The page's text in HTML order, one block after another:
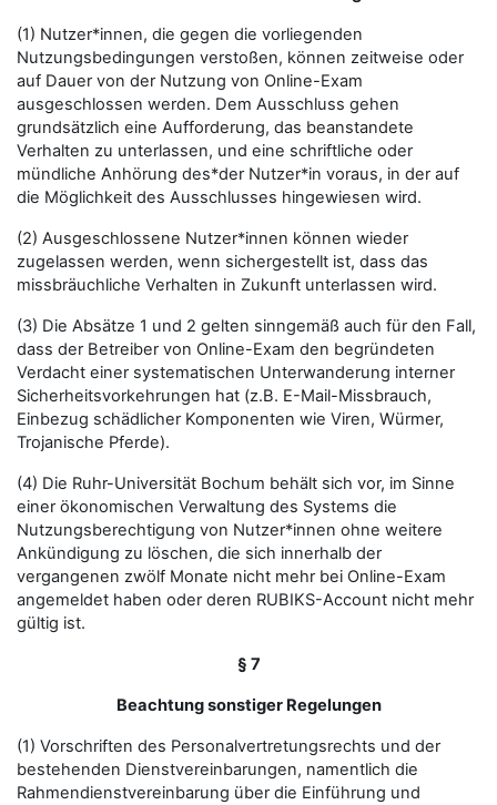
(1) Nutzer*innen, die gegen die vorliegenden
Nutzungsbedingungen verstoßen, können zeitweise oder
auf Dauer von der Nutzung von Online-Exam
ausgeschlossen werden. Dem Ausschluss gehen
grundsätzlich eine Aufforderung, das beanstandete
Verhalten zu unterlassen, und eine schriftliche oder
mündliche Anhörung des*der Nutzer*in voraus, in der auf
die Möglichkeit des Ausschlusses hingewiesen wird.
(2) Ausgeschlossene Nutzer*innen können wieder
zugelassen werden, wenn sichergestellt ist, dass das
missbräuchliche Verhalten in Zukunft unterlassen wird.
(3) Die Absätze 1 und 2 gelten sinngemäß auch für den Fall,
dass der Betreiber von Online-Exam den begründeten
Verdacht einer systematischen Unterwanderung interner
Sicherheitsvorkehrungen hat (z.B. E-Mail-Missbrauch,
Einbezug schädlicher Komponenten wie Viren, Würmer,
Trojanische Pferde).
(4) Die Ruhr-Universität Bochum behält sich vor, im Sinne
einer ökonomischen Verwaltung des Systems die
Nutzungsberechtigung von Nutzer*innen ohne weitere
Ankündigung zu löschen, die sich innerhalb der
vergangenen zwölf Monate nicht mehr bei Online-Exam
angemeldet haben oder deren RUBIKS-Account nicht mehr
gültig ist.
§ 7
Beachtung sonstiger Regelungen
(1) Vorschriften des Personalvertretungsrechts und der
bestehenden Dienstvereinbarungen, namentlich die
Rahmendienstvereinbarung über die Einführung und